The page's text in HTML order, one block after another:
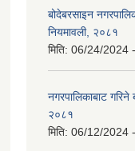
बोदेबरसाइन
नियमावली, २०८१
मिति: 06/24/2024
नगरपालिकाबाट गरिने
२०८१
मिति: 06/12/2024